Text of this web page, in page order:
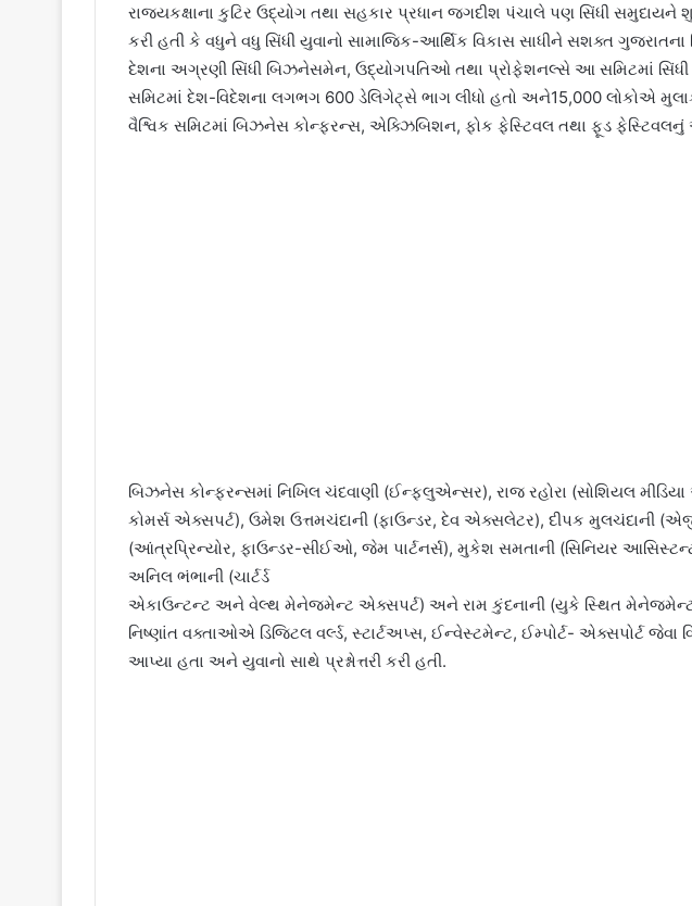
રાજ્યકક્ષાના કુટિર ઉદ્યોગ તથા સહકાર પ્રધાન જગદીશ પંચાલે પણ સિંધી
કરી હતી કે વધુને વધુ સિંધી યુવાનો સામાજિક-આર્થિક વિકાસ સાધીને સશક્ત
દેશના અગ્રણી સિંધી બિઝનેસમેન, ઉદ્યોગપતિઓ તથા પ્રોફેશનલ્સે આ સમિટમાં સિંધી
સમિટમાં દેશ-વિદેશના લગભગ 600 ડેલિગેટ્સે ભાગ લીધો હતો અને15,000 લોકોએ
વૈશ્વિક સમિટમાં બિઝનેસ કોન્ફરન્સ, એક્ઝિબિશન, ફોક ફેસ્ટિવલ તથા ફૂડ
બિઝનેસ કોન્ફરન્સમાં નિખિલ ચંદવાણી (ઈન્ફ્લુએન્સર), રાજ રહોરા (સોશિયલ
કોમર્સ એક્સપર્ટ), ઉમેશ ઉત્તમચંદાની (ફાઉન્ડર, દેવ એક્સલેટર), દીપક મુલચંદાની
(આંત્રપ્રિન્યોર, ફાઉન્ડર-સીઈઓ, જેમ પાર્ટનર્સ), મુકેશ સમતાની (સિનિયર આસિસ્ટન્ટ
અનિલ ભંભાની (ચાર્ટર્ડ
એકાઉન્ટન્ટ અને વેલ્થ મેનેજમેન્ટ એક્સપર્ટ) અને રામ કુંદનાની (યુકે સ્થિત
નિષ્ણાંત વક્તાઓએ ડિજિટલ વર્લ્ડ, સ્ટાર્ટઅપ્સ, ઈન્વેસ્ટમેન્ટ, ઈમ્પોર્ટ- એક્સપોર્ટ જેવા
આપ્યા હતા અને યુવાનો સાથે પ્રશ્નોત્તરી કરી હતી.